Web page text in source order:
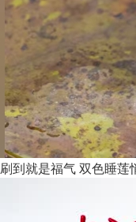
刷到就是福气 双色睡莲